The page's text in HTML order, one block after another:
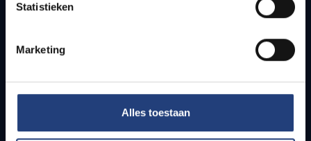
Statistieken
Marketing
Alles toestaan
How to get to the VUB campuses
Students